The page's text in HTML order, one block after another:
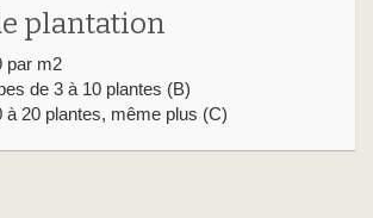
plantation
par m2
de 3 à 10 plantes (B)
à 20 plantes, même plus (C)